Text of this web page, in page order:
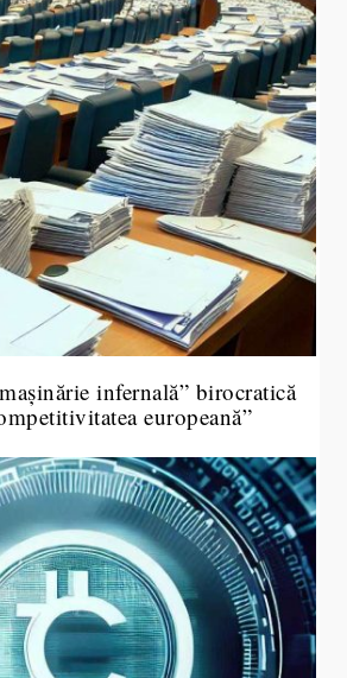
infernală” birocratică
europeană”